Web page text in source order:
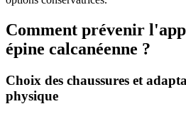
Comment prévenir
épine calcanéenne ?
Choix des chaussures et
physique